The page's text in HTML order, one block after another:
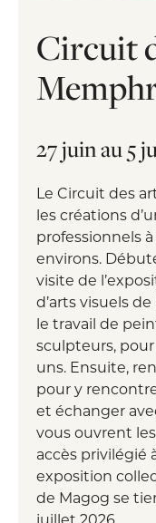
Circuit
27 juin au 5
Le Circuit des
les créations
professionnels
environs.
visite de
d’arts visuels
le travail de
sculpteurs,
uns. Ensuite,
pour y
et échanger
vous ouvrent
accès privilégié
exposition
de Magog se
juillet 2026.